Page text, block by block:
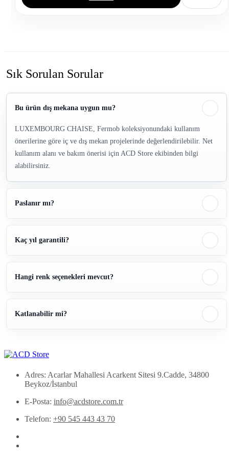
Sık Sorulan Sorular
Bu ürün dış mekana uygun mu?
LUXEMBOURG CHAISE, Fermob koleksiyonundaki kullanım
önerilerine göre iç ve dış mekan projelerinde değerlendirilebilir. Net
kullanım alanı ve bakım önerisi için ACD Store ekibinden bilgi
alabilirsiniz.
Paslanır mı?
Kaç yıl garantili?
Hangi renk seçenekleri mevcut?
Katlanabilir mi?
Adres: Acarlar Mahallesi Acarkent Sitesi 9.Cadde, 34800
Beykoz/İstanbul
E-Posta: info@acdstore.com.tr
Telefon: +90 545 443 43 70